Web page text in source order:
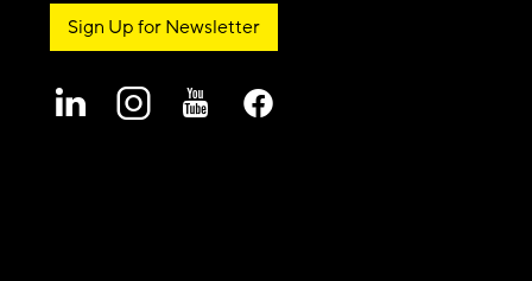
Sign Up for Newsletter